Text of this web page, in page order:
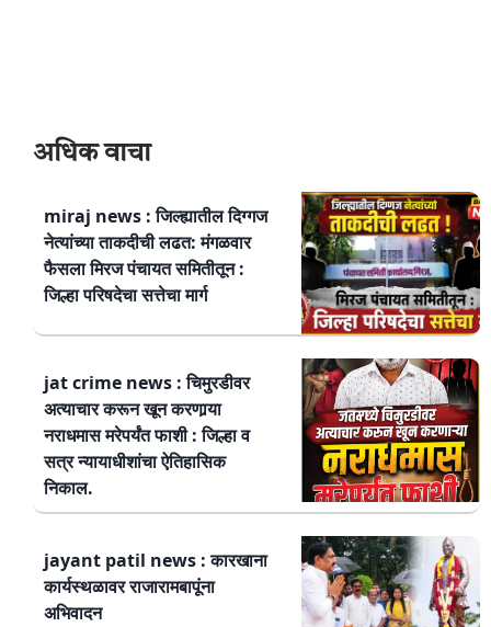
अधिक वाचा
miraj news : जिल्ह्यातील दिग्गज
नेत्यांच्या ताकदीची लढत: मंगळवार
फैसला मिरज पंचायत समितीतून :
जिल्हा परिषदेचा सत्तेचा मार्ग
jat crime news : चिमुरडीवर
अत्याचार करून खून करणार्‍या
नराधमास मरेपर्यंत फाशी : जिल्हा व
सत्र न्यायाधीशांचा ऐतिहासिक
निकाल.
jayant patil news : कारखाना
कार्यस्थळावर राजारामबापूंना
अभिवादन